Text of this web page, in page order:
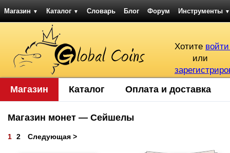
Магазин ▼ Каталог ▼ Словарь Блог Форум Инструменты ▼
Хотите
или
Магазин Каталог Оплата и доставка
Магазин монет — Сейшелы
1 2 Следующая >